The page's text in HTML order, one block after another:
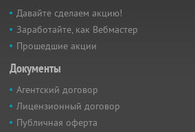
Давайте сделаем акцию!
Заработайте, как Вебмастер
Прошедшие акции
Документы
Агентский договор
Лицензионный договор
Публичная оферта